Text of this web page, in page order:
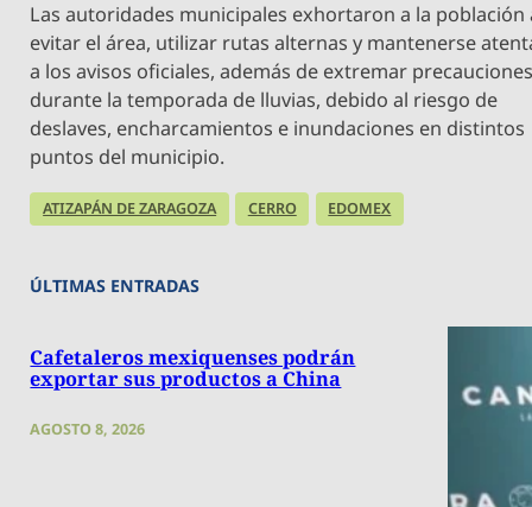
Las autoridades municipales exhortaron a la población
evitar el área, utilizar rutas alternas y mantenerse
a los avisos oficiales, además de extremar
durante la temporada de lluvias, debido al riesgo de
deslaves, encharcamientos e inundaciones en distintos
puntos del municipio.
ATIZAPÁN DE ZARAGOZA CERRO EDOMEX
ÚLTIMAS ENTRADAS
Cafetaleros mexiquenses podrán
exportar sus productos a China
AGOSTO 8, 2026